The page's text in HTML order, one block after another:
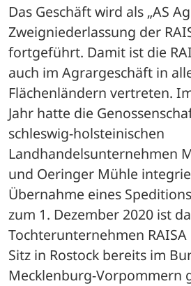
Das Geschäft wird als „AS
Zweigniederlassung der
fortgeführt. Damit ist die
auch im Agrargeschäft in
Flächenländern vertreten.
Jahr hatte die
schleswig-holsteinischen
Landhandelsunternehmen
und Oeringer Mühle
Übernahme eines
zum 1. Dezember 2020 ist
Tochterunternehmen
Sitz in Rostock bereits im
Mecklenburg-Vorpommern